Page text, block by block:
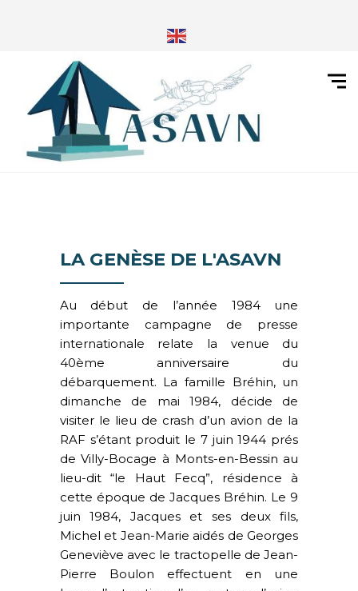
LA GENÈSE DE L'ASAVN
Au début de l’année 1984 une
importante campagne de presse
internationale relate la venue du
40ème anniversaire du
débarquement. La famille Bréhin, un
dimanche de mai 1984, décide de
visiter le lieu de crash d’un avion de la
RAF s’étant produit le 7 juin 1944 prés
de Villy-Bocage à Monts-en-Bessin au
lieu-dit “le Haut Fecq”, résidence à
cette époque de Jacques Bréhin. Le 9
juin 1984, Jacques et ses deux fils,
Michel et Jean-Marie aidés de Georges
Geneviève avec le tractopelle de Jean-
Pierre Boulon effectuent en une